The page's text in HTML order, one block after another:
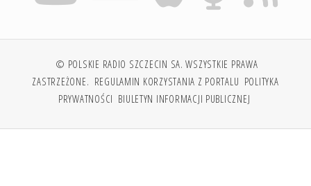
© POLSKIE RADIO SZCZECIN SA. WSZYSTKIE PRAWA
ZASTRZEŻONE. REGULAMIN KORZYSTANIA Z PORTALU POLITYKA
PRYWATNOŚCI BIULETYN INFORMACJI PUBLICZNEJ